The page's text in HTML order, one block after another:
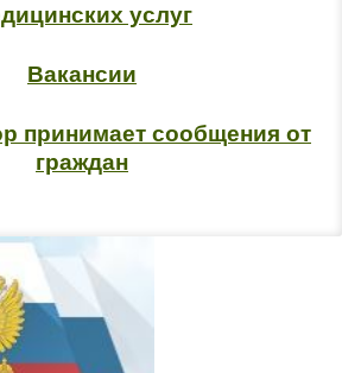
услуг
Вакансии
принимает сообщения от
граждан